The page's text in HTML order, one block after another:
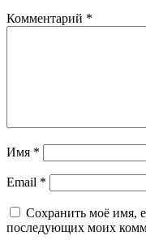
Комментарий *
Имя *
Email *
Сохранить моё имя,
последующих моих